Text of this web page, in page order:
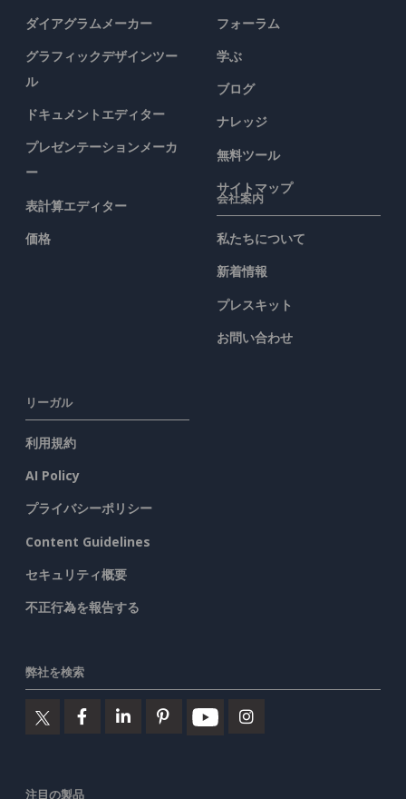
ダイアグラムメーカー
グラフィックデザインツー
ル
ドキュメントエディター
プレゼンテーションメーカ
ー
表計算エディター
価格
フォーラム
学ぶ
ブログ
ナレッジ
無料ツール
サイトマップ
会社案内
私たちについて
新着情報
プレスキット
お問い合わせ
リーガル
利用規約
AI Policy
プライバシーポリシー
Content Guidelines
セキュリティ概要
不正行為を報告する
弊社を検索
注目の製品